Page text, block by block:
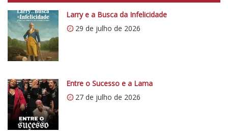
p
s
:
/
/
0
.
w
p
.
Larry e a Busca da Infelicidade
29 de julho de 2026
Entre o Sucesso e a Lama
27 de julho de 2026